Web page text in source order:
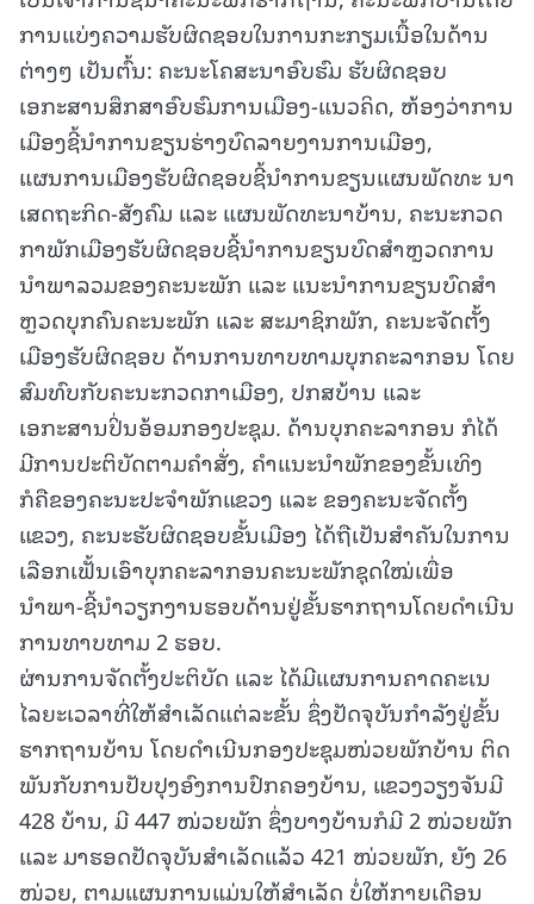
ການແບ່ງຄວາມຮັບຜິດຊອບໃນການກະກຽມເນື້ອໃນດ້ານ
ຕ່າງໆ ເປັນຕົ້ນ: ຄະນະໂຄສະນາອົບຮົມ ຮັບຜິດຊອບ
ເອກະສານສຶກສາອົບຮົມການເມືອງ-ແນວຄິດ, ຫ້ອງວ່າການ
ເມືອງຊີ້ນຳການຂຽນຮ່າງບົດລາຍງານການເມືອງ,
ແຜນການເມືອງຮັບຜິດຊອບຊີ້ນຳການຂຽນແຜນພັດທະ ນາ
ເສດຖະກິດ-ສັງຄົມ ແລະ ແຜນພັດທະນາບ້ານ, ຄະນະກວດ
ກາພັກເມືອງຮັບຜິດຊອບຊີ້ນຳການຂຽນບົດສຳຫຼວດການ
ນຳພາລວມຂອງຄະນະພັກ ແລະ ແນະນຳການຂຽນບົດສໍາ
ຫຼວດບຸກຄົນຄະນະພັກ ແລະ ສະມາຊິກພັກ, ຄະນະຈັດຕັ້ງ
ເມືອງຮັບຜິດຊອບ ດ້ານການທາບທາມບຸກຄະລາກອນ ໂດຍ
ສົມທົບກັບຄະນະກວດກາເມືອງ, ປກສບ້ານ ແລະ
ເອກະສານປິ່ນອ້ອມກອງປະຊຸມ. ດ້ານບຸກຄະລາກອນ ກໍໄດ້
ມີການປະຕິບັດຕາມຄໍາສັ່ງ, ຄຳແນະນຳພັກຂອງຂັ້ນເທິງ
ກໍຄືຂອງຄະນະປະຈຳພັກແຂວງ ແລະ ຂອງຄະນະຈັດຕັ້ງ
ແຂວງ, ຄະນະຮັບຜິດຊອບຂັ້ນເມືອງ ໄດ້ຖືເປັນສຳຄັນໃນການ
ເລືອກເຟັ້ນເອົາບຸກຄະລາກອນຄະນະພັກຊຸດໃໝ່ເພື່ອ
ນຳພາ-ຊີ້ນຳວຽກງານຮອບດ້ານຢູ່ຂັ້ນຮາກຖານໂດຍດຳເນີນ
ການທາບທາມ 2 ຮອບ.
ຜ່ານການຈັດຕັ້ງປະຕິບັດ ແລະ ໄດ້ມີແຜນການຄາດຄະເນ
ໄລຍະເວລາທີ່ໃຫ້ສຳເລັດແຕ່ລະຂັ້ນ ຊຶ່ງປັດຈຸບັນກຳລັງຢູ່ຂັ້ນ
ຮາກຖານບ້ານ ໂດຍດຳເນີນກອງປະຊຸມໜ່ວຍພັກບ້ານ ຕິດ
ພັນກັບການປັບປຸງອົງການປົກຄອງບ້ານ, ແຂວງວຽງຈັນມີ
428 ບ້ານ, ມີ 447 ໜ່ວຍພັກ ຊຶ່ງບາງບ້ານກໍມີ 2 ໜ່ວຍພັກ
ແລະ ມາຮອດປັດຈຸບັນສຳເລັດແລ້ວ 421 ໜ່ວຍພັກ, ຍັງ 26
ໜ່ວຍ, ຕາມແຜນການແມ່ນໃຫ້ສຳເລັດ ບໍ່ໃຫ້ກາຍເດືອນ